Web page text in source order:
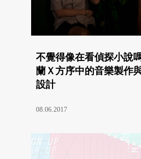
不覺得像在看偵探小說
蘭Ｘ方序中的音樂製作
設計
08.06.2017